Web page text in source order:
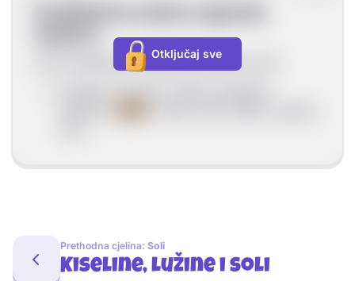
Jest određivanje kemijskog sastava tvari
Otključaj sve
Prethodna cjelina: Soli
Kiseline, lužine i soli